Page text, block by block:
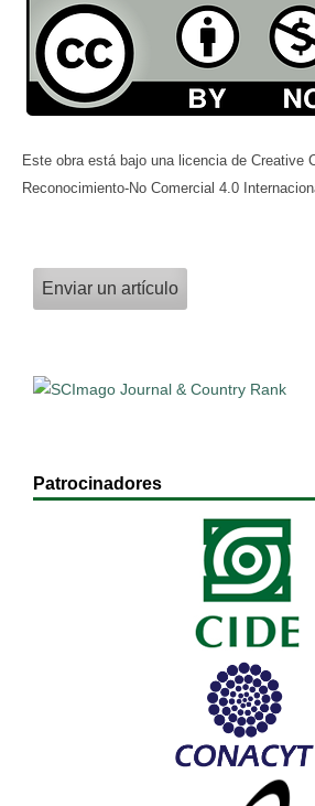
Este obra está bajo una licencia de Creative
Reconocimiento-No Comercial 4.0
Enviar un artículo
Patrocinadores